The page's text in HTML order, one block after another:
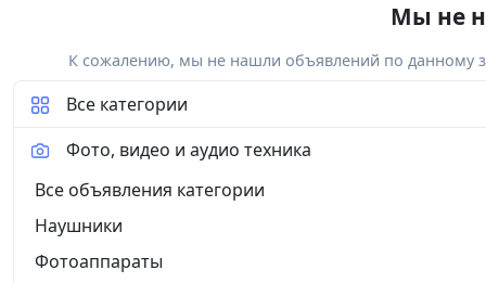
Мы не
К сожалению, мы не нашли объявлений по данному
Все категории
Фото, видео и аудио техника
Все объявления категории
Наушники
Фотоаппараты